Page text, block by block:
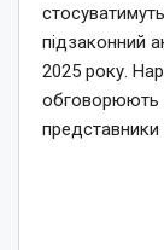
підзаконний
2025 року.
обговорюють
представники